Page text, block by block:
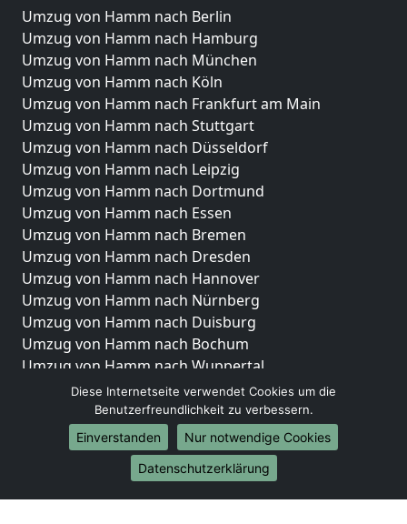
Umzug von Hamm nach Berlin
Umzug von Hamm nach Hamburg
Umzug von Hamm nach München
Umzug von Hamm nach Köln
Umzug von Hamm nach Frankfurt am Main
Umzug von Hamm nach Stuttgart
Umzug von Hamm nach Düsseldorf
Umzug von Hamm nach Leipzig
Umzug von Hamm nach Dortmund
Umzug von Hamm nach Essen
Umzug von Hamm nach Bremen
Umzug von Hamm nach Dresden
Umzug von Hamm nach Hannover
Umzug von Hamm nach Nürnberg
Umzug von Hamm nach Duisburg
Umzug von Hamm nach Bochum
Umzug von Hamm nach Wuppertal
Umzug von Hamm nach Bielefeld
Umzug von Hamm nach Bonn
Umzug von Hamm nach Münster
Internationale-Umzüge
Umzug von Hamm nach Brasilien
Diese Internetseite verwendet Cookies um die
Benutzerfreundlichkeit zu verbessern.
Einverstanden
Nur notwendige Cookies
Datenschutzerklärung